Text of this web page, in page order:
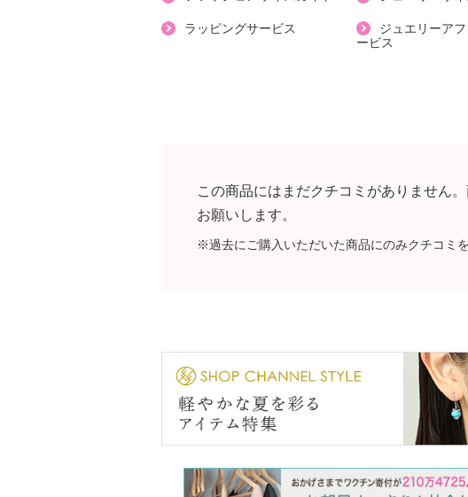
・日本製
ラッピングサービス
ジュエリーア
ービス
この商品にはまだクチコミがありません
お願いします。
※過去にご購入いただいた商品にのみクチコミ